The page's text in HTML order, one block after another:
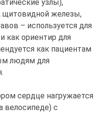
узлы),
щитовидной железы,
– используется для
как ориентир для
как пациентам
людям для
сердце нагружается
велосипеде) с